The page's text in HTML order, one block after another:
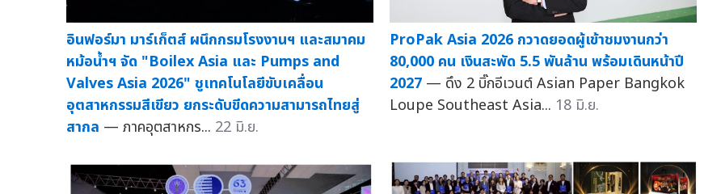
อินฟอร์มา มาร์เก็ตส์ ผนึกกรมโรงงานฯ และสมาคม
หม้อน้ำฯ จัด "Boilex Asia และ Pumps and
Valves Asia 2026" ชูเทคโนโลยีขับเคลื่อน
อุตสาหกรรมสีเขียว ยกระดับขีดความสามารถไทยสู่
สากล — ภาคอุตสาหกร... 22 มิ.ย.
ProPak Asia 2026 กวาดยอดผู้เข้าชมงานกว่า
80,000 คน เงินสะพัด 5.5 พันล้าน พร้อมเดินหน้าปี
2027 — ดึง 2 บิ๊กอีเวนต์ Asian Paper Bangkok
Loupe Southeast Asia... 18 มิ.ย.